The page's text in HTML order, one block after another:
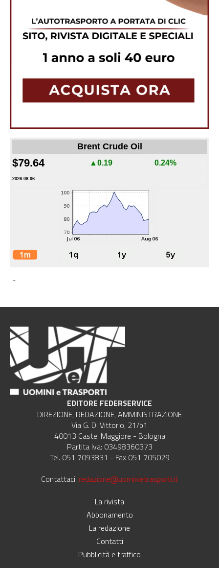
Brent Crude Oil
$79.64 ▲0.19 0.24%
2026.08.06
-
EDITORE FEDERSERVICE
DIREZIONE, REDAZIONE, AMMINISTRAZIONE
Via G. Di Vittorio, 21/b1
40013 Castel Maggiore - Bologna
Partita Iva: 03498360373
Tel. 051 7093831 - Fax 051 705029
Contattaci: redazione@uominietrasporti.it
La rivista
Abbonamento
La redazione
Contatti
Pubblicità e traffico